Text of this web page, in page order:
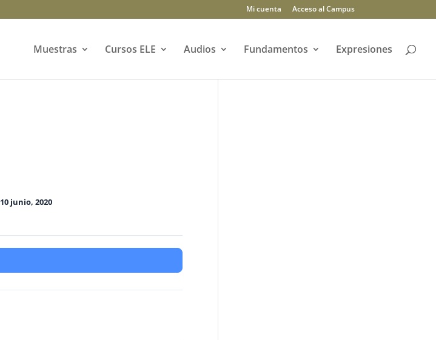
Mi cuenta Acceso al Campus
Muestras Cursos ELE Audios Fundamentos Expresiones
10 junio, 2020